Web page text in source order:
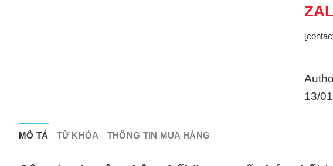
13/
MÔ TẢ TỪ KHÓA THÔNG TIN MUA HÀNG